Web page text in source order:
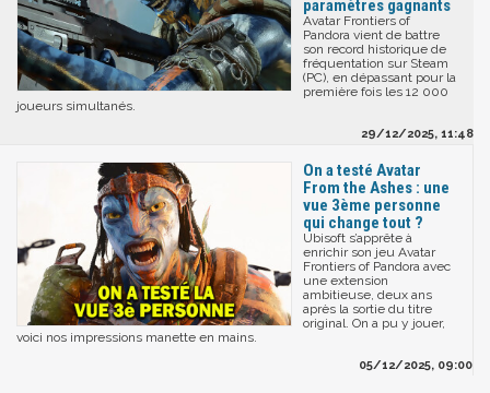
paramètres gagnants
Avatar Frontiers of
Pandora vient de battre
son record historique de
fréquentation sur Steam
(PC), en dépassant pour la
première fois les 12 000
joueurs simultanés.
29/12/2025, 11:48
On a testé Avatar
From the Ashes : une
vue 3ème personne
qui change tout ?
Ubisoft s’apprête à
enrichir son jeu Avatar
Frontiers of Pandora avec
une extension
ambitieuse, deux ans
après la sortie du titre
original. On a pu y jouer,
voici nos impressions manette en mains.
05/12/2025, 09:00